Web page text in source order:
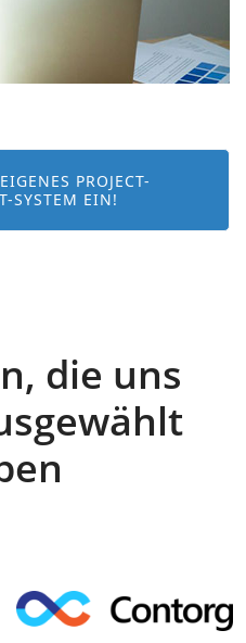
PROJECT-
SYSTEM EIN!
die uns